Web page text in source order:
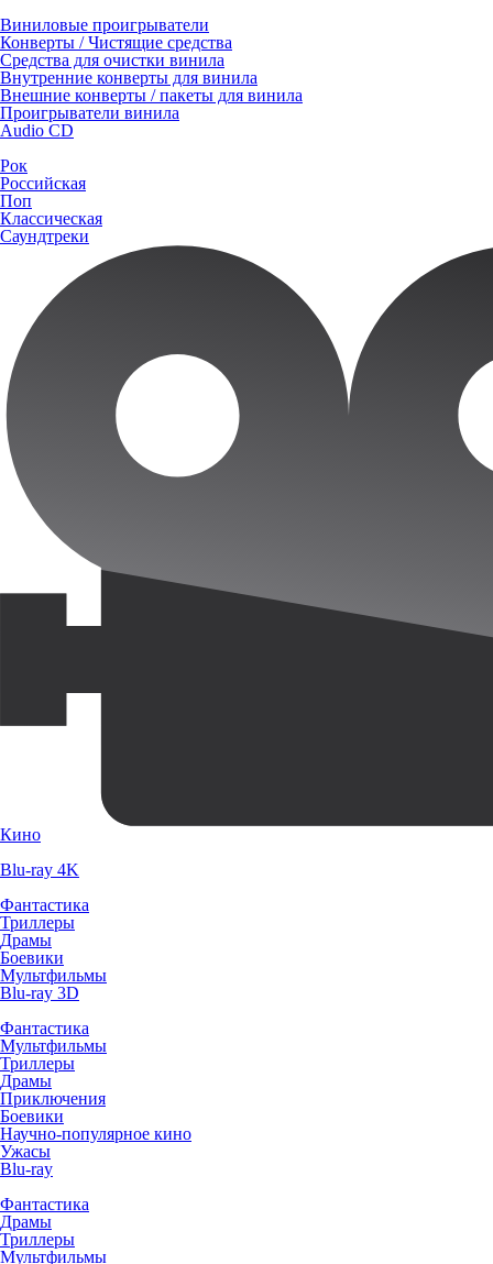
Виниловые проигрыватели
Конверты / Чистящие средства
Средства для очистки винила
Внутренние конверты для винила
Внешние конверты / пакеты для винила
Проигрыватели винила
Audio CD
Рок
Российская
Поп
Классическая
Саундтреки
Кино
Blu-ray 4K
Фантастика
Триллеры
Драмы
Боевики
Мультфильмы
Blu-ray 3D
Фантастика
Мультфильмы
Триллеры
Драмы
Приключения
Боевики
Научно-популярное кино
Ужасы
Blu-ray
Фантастика
Драмы
Триллеры
Мультфильмы